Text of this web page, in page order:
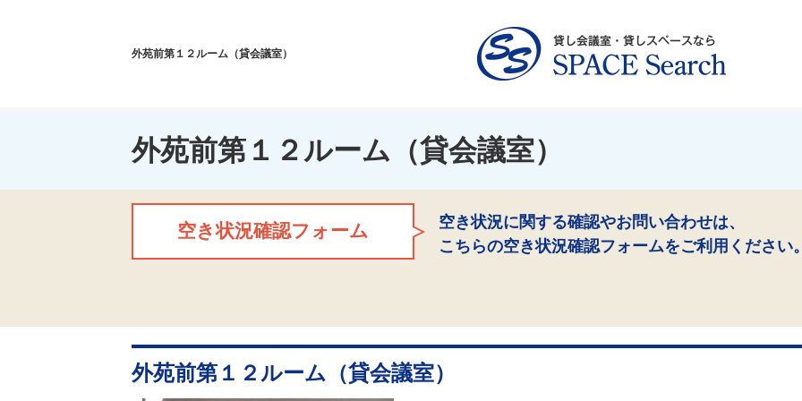
外苑前第１２ルーム（貸会議室）
外苑前第１２ルーム（貸会議室）
空き状況確認フォーム
空き状況に関する確認やお問い合わせは、
こちらの空き状況確認フォームをご利用ください
外苑前第１２ルーム（貸会議室）